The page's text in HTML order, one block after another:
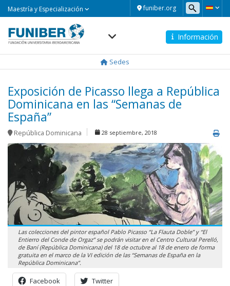
funiber.org
Maestría y Especialización
Información
Sedes
Exposición de Picasso llega a República
Dominicana en las “Semanas de
España”
República Dominicana 28 septiembre, 2018
Las colecciones del pintor español Pablo Picasso “La Flauta Doble” y “El
Entierro del Conde de Orgaz” se podrán visitar en el Centro Cultural Perelló,
de Baní (República Dominicana) del 18 de octubre al 18 de enero de forma
gratuita en el marco de la VI edición de las “Semanas de España en la
República Dominicana”.
Facebook Twitter